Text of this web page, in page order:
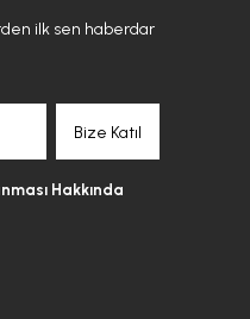
ilk sen haberdar
Bize Katıl
Hakkında